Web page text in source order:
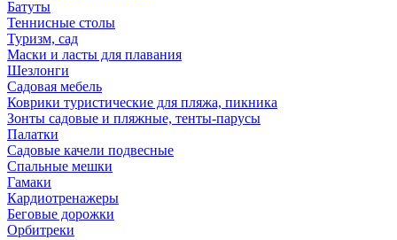
Батуты
Теннисные столы
Туризм, сад
Маски и ласты для плавания
Шезлонги
Садовая мебель
Коврики туристические для пляжа, пикника
Зонты садовые и пляжные, тенты-парусы
Палатки
Садовые качели подвесные
Спальные мешки
Гамаки
Кардиотренажеры
Беговые дорожки
Орбитреки